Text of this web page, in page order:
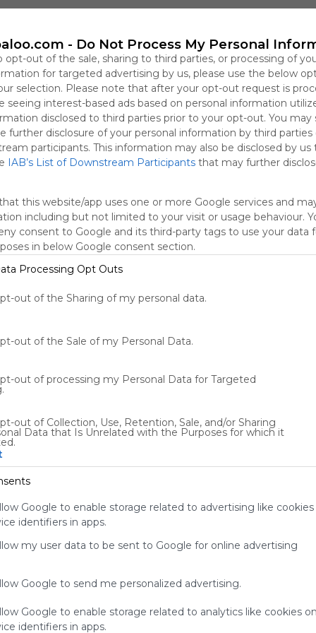
- Do Not Process My Personal
opt-out of the sale, sharing to third parties, or processing of
for targeted advertising by us, please use the below
selection. Please note that after your opt-out request is
seeing interest-based ads based on personal information
disclosed to third parties prior to your opt-out. You may
further disclosure of your personal information by third parties
participants. This information may also be disclosed by us
IAB’s List of Downstream Participants that may further
this website/app uses one or more Google services and
including but not limited to your visit or usage behaviour.
consent to Google and its third-party tags to use your data
in below Google consent section.
Processing Opt Outs
out of the Sharing of my personal data.
out of the Sale of my Personal Data.
out of processing my Personal Data for Targeted
out of Collection, Use, Retention, Sale, and/or Sharing
Data that Is Unrelated with the Purposes for which it
Google to enable storage related to advertising like cookies
identifiers in apps.
my user data to be sent to Google for online advertising
Google to send me personalized advertising.
Google to enable storage related to analytics like cookies on
identifiers in apps.
d'Educació València// Webs de interés para el trabajo diario
No description
Using
We
instead
audience.
Please
site to show